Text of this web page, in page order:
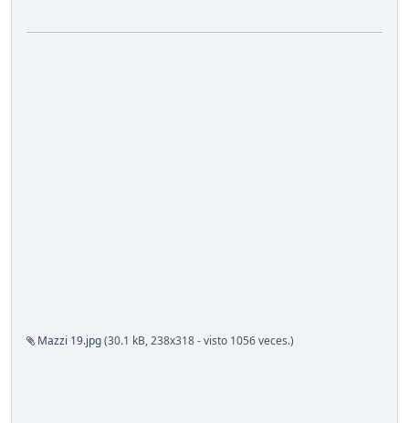
Mazzi 19.jpg(30.1 kB, 238x318 - visto 1056 veces.)